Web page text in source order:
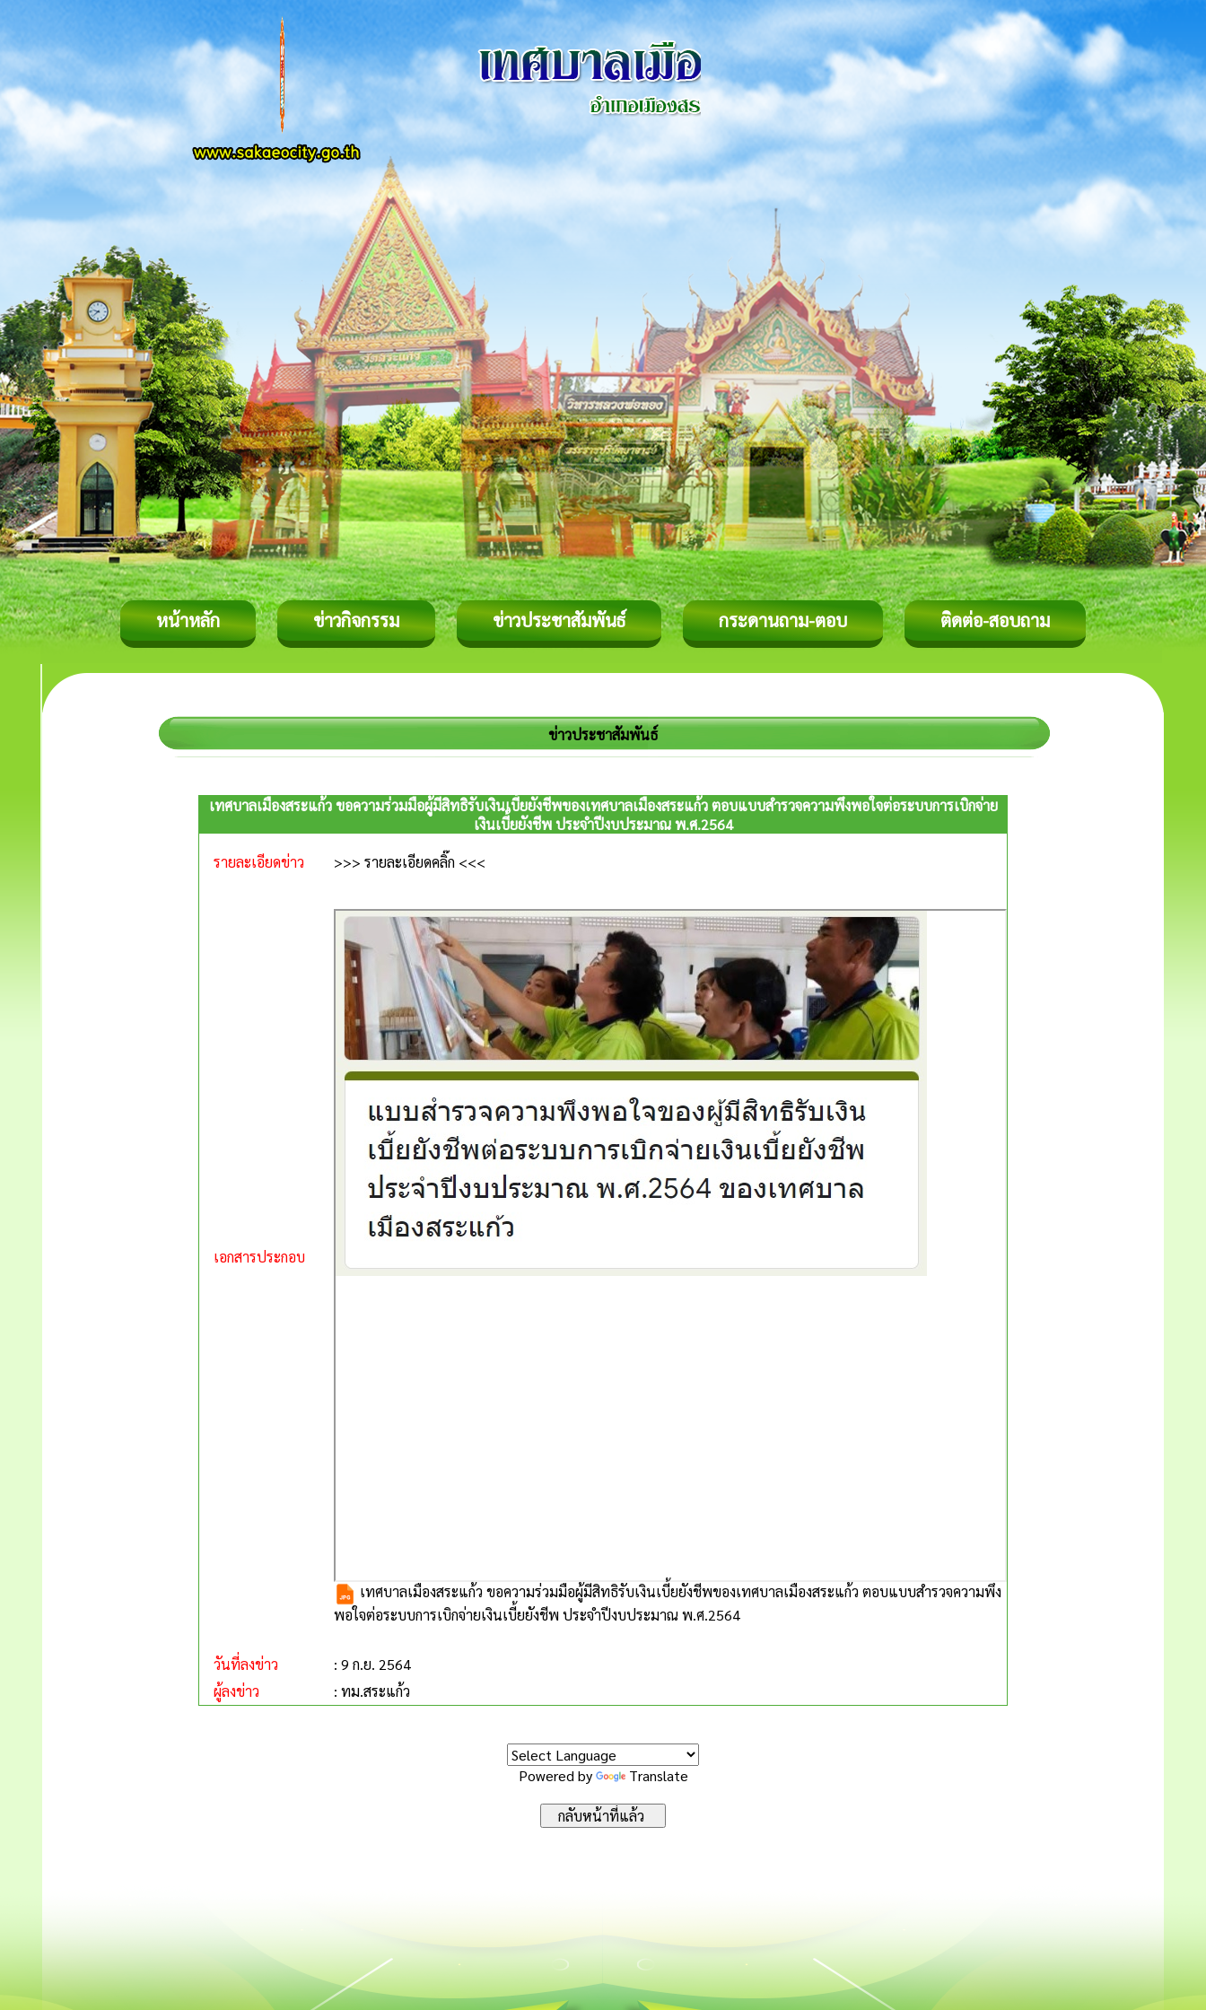
หน้าหลัก ข่าวกิจกรรม ข่าวประชาสัมพันธ์ กระดานถาม-ตอบ ติดต่อ-สอบถาม
ข่าวประชาสัมพันธ์
เทศบาลเมืองสระแก้ว ขอความร่วมมือผู้มีสิทธิรับเงินเบี้ยยังชีพของเทศบาลเมืองสระแก้ว ตอบแบบสำรวจความพึงพอใจต่อระบบการเบิกจ่าย
เงินเบี้ยยังชีพ ประจำปีงบประมาณ พ.ศ.2564
รายละเอียดข่าว
>>> รายละเอียดคลิ๊ก <<<
เอกสารประกอบ
เทศบาลเมืองสระแก้ว ขอความร่วมมือผู้มีสิทธิรับเงินเบี้ยยังชีพของเทศบาลเมืองสระแก้ว ตอบแบบสำรวจความพึง
พอใจต่อระบบการเบิกจ่ายเงินเบี้ยยังชีพ ประจำปีงบประมาณ พ.ศ.2564
วันที่ลงข่าว
: 9 ก.ย. 2564
ผู้ลงข่าว
: ทม.สระแก้ว
Powered by Translate